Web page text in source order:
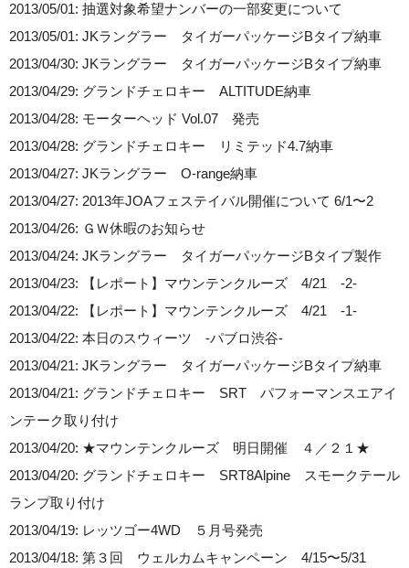
2013/05/01: 抽選対象希望ナンバーの一部変更について
2013/05/01: JKラングラー タイガーパッケージBタイプ納車
2013/04/30: JKラングラー タイガーパッケージBタイプ納車
2013/04/29: グランドチェロキー ALTITUDE納車
2013/04/28: モーターヘッド Vol.07 発売
2013/04/28: グランドチェロキー リミテッド4.7納車
2013/04/27: JKラングラー O-range納車
2013/04/27: 2013年JOAフェステイバル開催について 6/1〜2
2013/04/26: ＧＷ休暇のお知らせ
2013/04/24: JKラングラー タイガーパッケージBタイプ製作
2013/04/23: 【レポート】マウンテンクルーズ 4/21 -2-
2013/04/22: 【レポート】マウンテンクルーズ 4/21 -1-
2013/04/22: 本日のスウィーツ -パブロ渋谷-
2013/04/21: JKラングラー タイガーパッケージBタイプ納車
2013/04/21: グランドチェロキー SRT パフォーマンスエアイ
ンテーク取り付け
2013/04/20: ★マウンテンクルーズ 明日開催 ４／２１★
2013/04/20: グランドチェロキー SRT8Alpine スモークテール
ランプ取り付け
2013/04/19: レッツゴー4WD ５月号発売
2013/04/18: 第３回 ウェルカムキャンペーン 4/15〜5/31